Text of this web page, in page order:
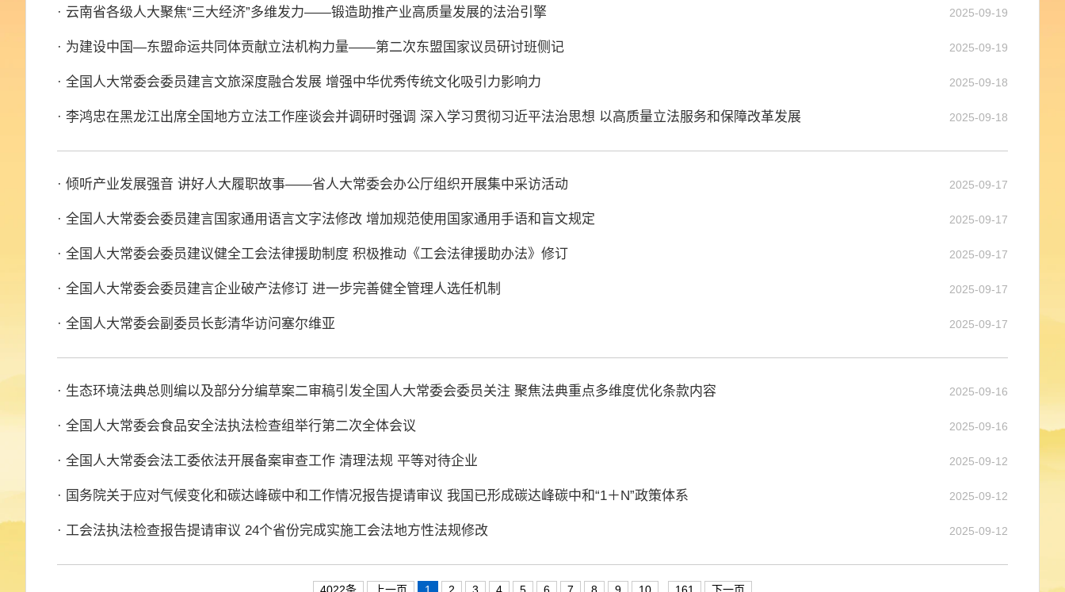
· 云南省各级人大聚焦“三大经济”多维发力——锻造助推产业高质量发展的法治引擎 2025-09-19
· 为建设中国—东盟命运共同体贡献立法机构力量——第二次东盟国家议员研讨班侧记 2025-09-19
· 全国人大常委会委员建言文旅深度融合发展 增强中华优秀传统文化吸引力影响力 2025-09-18
· 李鸿忠在黑龙江出席全国地方立法工作座谈会并调研时强调 深入学习贯彻习近平法治思想 以高质量立法服务和保障改革发展 2025-09-18
· 倾听产业发展强音 讲好人大履职故事——省人大常委会办公厅组织开展集中采访活动 2025-09-17
· 全国人大常委会委员建言国家通用语言文字法修改 增加规范使用国家通用手语和盲文规定 2025-09-17
· 全国人大常委会委员建议健全工会法律援助制度 积极推动《工会法律援助办法》修订 2025-09-17
· 全国人大常委会委员建言企业破产法修订 进一步完善健全管理人选任机制 2025-09-17
· 全国人大常委会副委员长彭清华访问塞尔维亚 2025-09-17
· 生态环境法典总则编以及部分分编草案二审稿引发全国人大常委会委员关注 聚焦法典重点多维度优化条款内容 2025-09-16
· 全国人大常委会食品安全法执法检查组举行第二次全体会议 2025-09-16
· 全国人大常委会法工委依法开展备案审查工作 清理法规 平等对待企业 2025-09-12
· 国务院关于应对气候变化和碳达峰碳中和工作情况报告提请审议 我国已形成碳达峰碳中和“1＋N”政策体系 2025-09-12
· 工会法执法检查报告提请审议 24个省份完成实施工会法地方性法规修改 2025-09-12